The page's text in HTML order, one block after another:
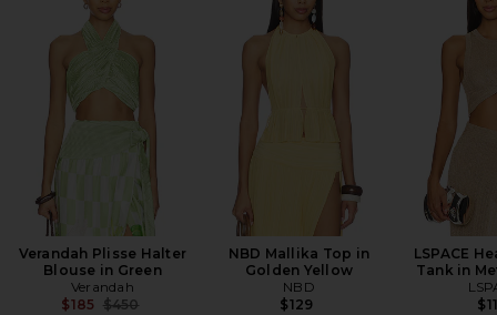
Verandah Plisse Halter
Blouse in Green
Verandah
$185 Previous price:
$450
NBD Mallika Top in
Golden Yellow
NBD
$129
LSPACE
Tank in